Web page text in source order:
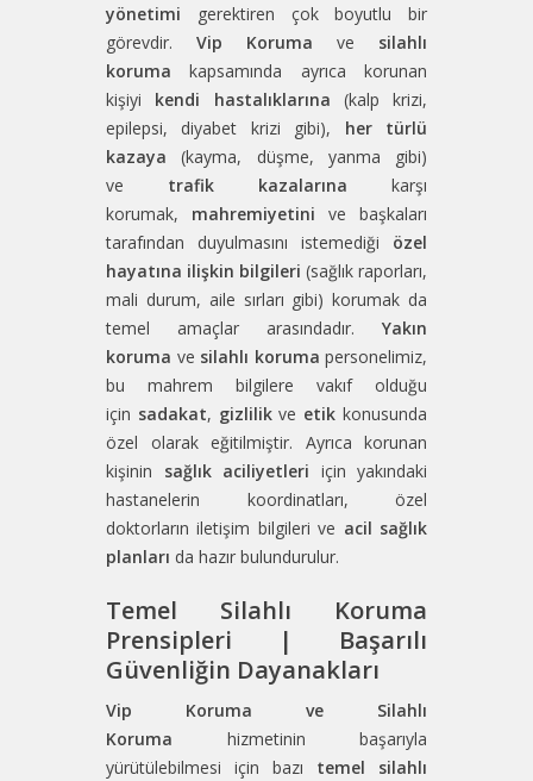
yönetimi gerektiren çok boyutlu bir
görevdir. Vip Koruma ve silahlı
koruma kapsamında ayrıca korunan
kişiyi kendi hastalıklarına (kalp krizi,
epilepsi, diyabet krizi gibi), her türlü
kazaya (kayma, düşme, yanma gibi)
ve trafik kazalarına karşı
korumak, mahremiyetini ve başkaları
tarafından duyulmasını istemediği özel
hayatına ilişkin bilgileri (sağlık raporları,
mali durum, aile sırları gibi) korumak da
temel amaçlar arasındadır. Yakın
koruma ve silahlı koruma personelimiz,
bu mahrem bilgilere vakıf olduğu
için sadakat, gizlilikve etik konusunda
özel olarak eğitilmiştir. Ayrıca korunan
kişinin sağlık aciliyetleri için yakındaki
hastanelerin koordinatları, özel
doktorların iletişim bilgileri ve acil sağlık
planları da hazır bulundurulur.
Temel Silahlı Koruma
Prensipleri | Başarılı
Güvenliğin Dayanakları
Vip Koruma ve Silahlı
Koruma hizmetinin başarıyla
yürütülebilmesi için bazı temel silahlı